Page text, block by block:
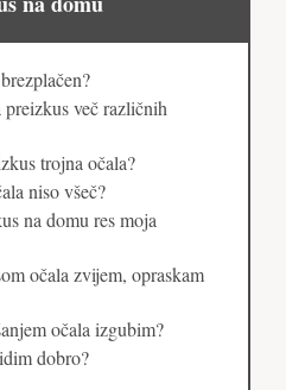
več različnih
trojna očala?
niso všeč?
na domu res moja
očala zvijem, opraskam
očala izgubim?
dobro?